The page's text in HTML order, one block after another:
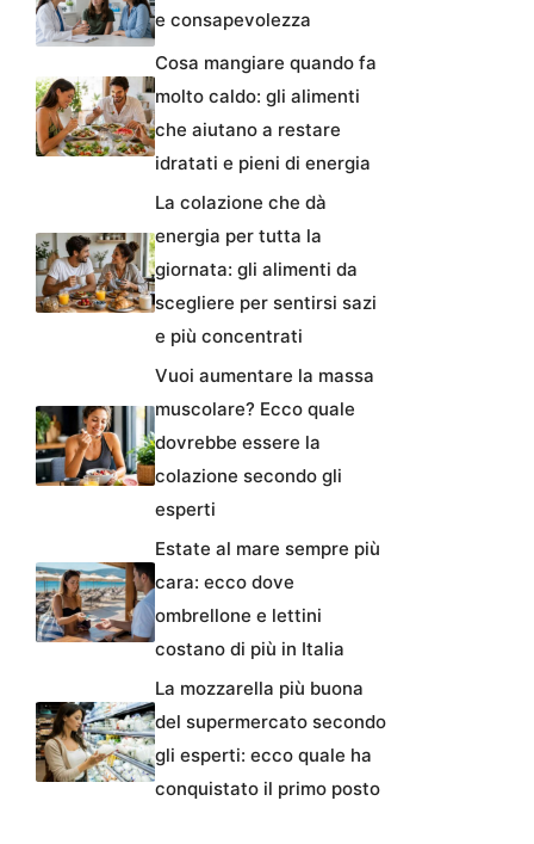
e consapevolezza
Cosa mangiare quando fa
molto caldo: gli alimenti
che aiutano a restare
idratati e pieni di energia
La colazione che dà
energia per tutta la
giornata: gli alimenti da
scegliere per sentirsi sazi
e più concentrati
Vuoi aumentare la massa
muscolare? Ecco quale
dovrebbe essere la
colazione secondo gli
esperti
Estate al mare sempre più
cara: ecco dove
ombrellone e lettini
costano di più in Italia
La mozzarella più buona
del supermercato secondo
gli esperti: ecco quale ha
conquistato il primo posto